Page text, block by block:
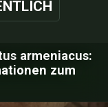
armeniacus:
zum